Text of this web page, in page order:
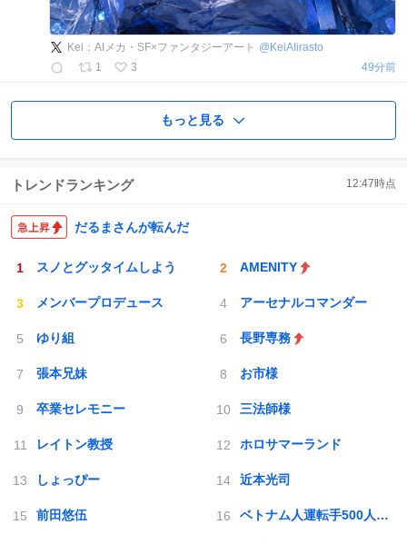
Kei：AIメカ・SF×ファンタジーアート @ KeiAIirasto
1
3 49分前
もっと見る
トレンドランキング 12:47時点
だるまさんが転んだ
スノとグッタイムしよう AMENITY
メンバープロデュース アーセナルコマンダー
ゆり組 長野専務
張本兄妹 お市様
卒業セレモニー 三法師様
レイトン教授 ホロサマーランド
しょっぴー 近本光司
前田悠伍 ベトナム人運転手500人採用